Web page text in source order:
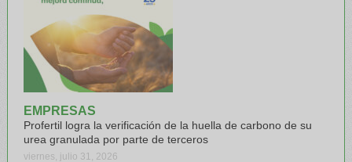
EMPRESAS
Profertil logra la verificación de la huella de carbono de su
urea granulada por parte de terceros
viernes, julio 31, 2026